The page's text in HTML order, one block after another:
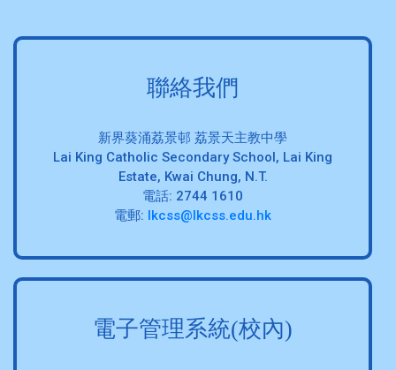
聯絡我們
新界葵涌荔景邨 荔景天主教中學
Lai King Catholic Secondary School, Lai King
Estate, Kwai Chung, N.T.
電話: 2744 1610
電郵:
lkcss@lkcss.edu.hk
電子管理系統(校內)